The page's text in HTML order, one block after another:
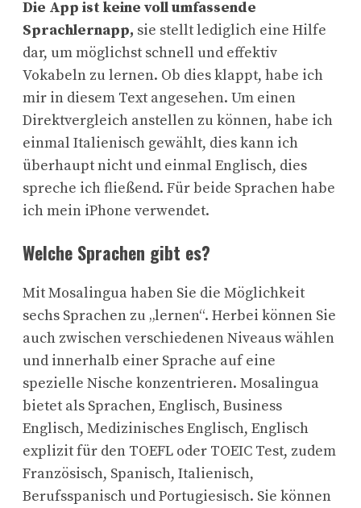
Die App ist keine voll umfassende
Sprachlernapp, sie stellt lediglich eine Hilfe
dar, um möglichst schnell und effektiv
Vokabeln zu lernen. Ob dies klappt, habe ich
mir in diesem Text angesehen. Um einen
Direktvergleich anstellen zu können, habe ich
einmal Italienisch gewählt, dies kann ich
überhaupt nicht und einmal Englisch, dies
spreche ich fließend. Für beide Sprachen habe
ich mein iPhone verwendet.
Welche Sprachen gibt es?
Mit Mosalingua haben Sie die Möglichkeit
sechs Sprachen zu „lernen“. Herbei können Sie
auch zwischen verschiedenen Niveaus wählen
und innerhalb einer Sprache auf eine
spezielle Nische konzentrieren. Mosalingua
bietet als Sprachen, Englisch, Business
Englisch, Medizinisches Englisch, Englisch
explizit für den TOEFL oder TOEIC Test, zudem
Französisch, Spanisch, Italienisch,
Berufsspanisch und Portugiesisch. Sie können